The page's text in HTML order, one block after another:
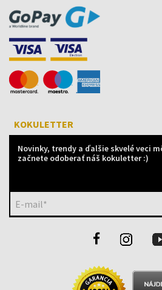
KOKULETTER
Novinky, trendy a ďalšie skvelé veci
začnete odoberať náš kokuletter :)
E-mail*